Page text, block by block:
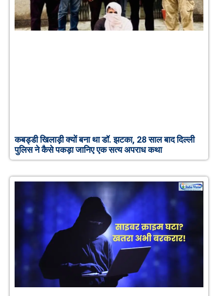
कबड्डी खिलाड़ी क्यों बना था डॉ. झटका, 28 साल बाद दिल्ली
पुलिस ने कैसे पकड़ा जानिए एक सत्य अपराध कथा